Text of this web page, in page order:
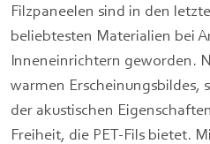
Filzpaneelen sind in den
beliebtesten Materialien bei
Inneneinrichtern geworden.
warmen Erscheinungsbildes,
der akustischen
Freiheit, die PET‑Fils bietet.